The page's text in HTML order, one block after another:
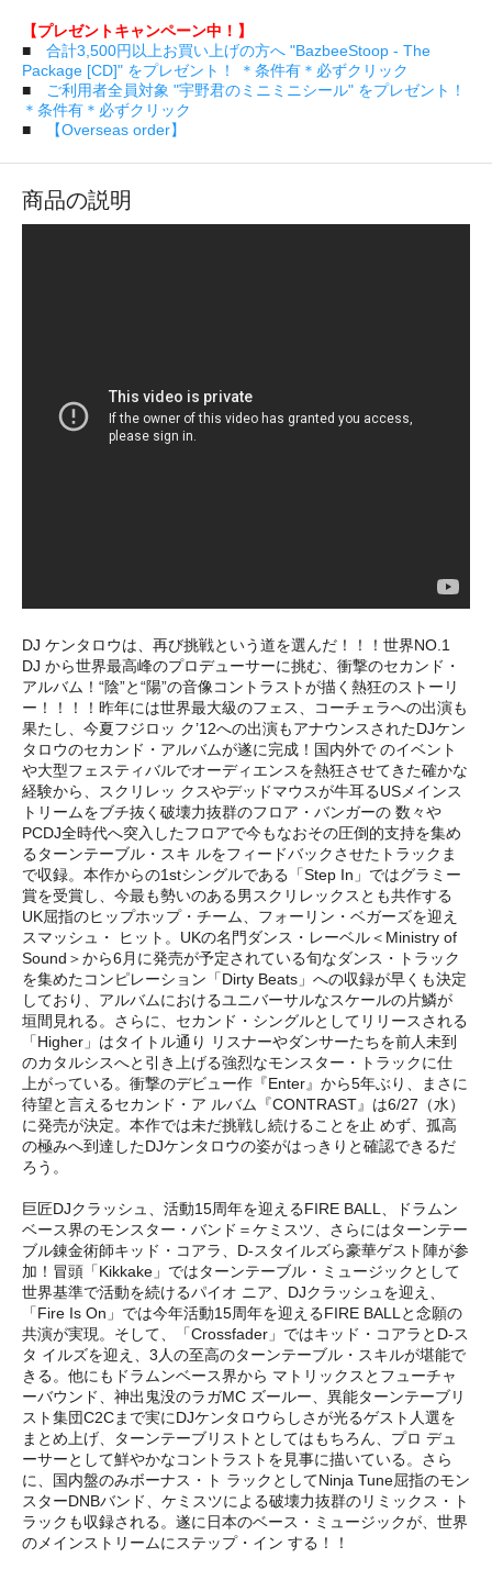
【プレゼントキャンペーン中！】
■ 合計3,500円以上お買い上げの方へ "BazbeeStoop - The
Package [CD]" をプレゼント！ ＊条件有＊必ずクリック
■
ご利用者全員対象 "宇野君のミニミニシール" をプレゼント！
＊条件有＊必ずクリック
■
【Overseas order】
商品の説明
DJ ケンタロウは、再び挑戦という道を選んだ！！！世界NO.1
DJ から世界最高峰のプロデューサーに挑む、衝撃のセカンド・
アルバム！“陰”と“陽”の音像コントラストが描く熱狂のストーリ
ー！！！！昨年には世界最大級のフェス、コーチェラへの出演も
果たし、今夏フジロッ ク’12への出演もアナウンスされたDJケン
タロウのセカンド・アルバムが遂に完成！国内外で のイベント
や大型フェスティバルでオーディエンスを熱狂させてきた確かな
経験から、スクリレッ クスやデッドマウスが牛耳るUSメインス
トリームをブチ抜く破壊力抜群のフロア・バンガーの 数々や
PCDJ全時代へ突入したフロアで今もなおその圧倒的支持を集め
るターンテーブル・スキ ルをフィードバックさせたトラックま
で収録。本作からの1stシングルである「Step In」ではグラミー
賞を受賞し、今最も勢いのある男スクリレックスとも共作する
UK屈指のヒップホップ・チーム、フォーリン・ベガーズを迎え
スマッシュ・ ヒット。UKの名門ダンス・レーベル＜Ministry of
Sound＞から6月に発売が予定されている旬なダンス・トラック
を集めたコンピレーション「Dirty Beats」への収録が早くも決定
しており、アルバムにおけるユニバーサルなスケールの片鱗が
垣間見れる。さらに、セカンド・シングルとしてリリースされる
「Higher」はタイトル通り リスナーやダンサーたちを前人未到
のカタルシスへと引き上げる強烈なモンスター・トラックに仕
上がっている。衝撃のデビュー作『Enter』から5年ぶり、まさに
待望と言えるセカンド・ア ルバム『CONTRAST』は6/27（水）
に発売が決定。本作では未だ挑戦し続けることを止 めず、孤高
の極みへ到達したDJケンタロウの姿がはっきりと確認できるだ
ろう。
巨匠DJクラッシュ、活動15周年を迎えるFIRE BALL、ドラムン
ベース界のモンスター・バンド＝ケミスツ、さらにはターンテー
ブル錬金術師キッド・コアラ、D-スタイルズら豪華ゲスト陣が参
加！冒頭「Kikkake」ではターンテーブル・ミュージックとして
世界基準で活動を続けるパイオ ニア、DJクラッシュを迎え、
「Fire Is On」では今年活動15周年を迎えるFIRE BALLと念願の
共演が実現。そして、「Crossfader」ではキッド・コアラとD-ス
タ イルズを迎え、3人の至高のターンテーブル・スキルが堪能で
きる。他にもドラムンベース界から マトリックスとフューチャ
ーバウンド、神出鬼没のラガMC ズールー、異能ターンテーブリ
スト集団C2Cまで実にDJケンタロウらしさが光るゲスト人選を
まとめ上げ、ターンテーブリストとしてはもちろん、プロ デュ
ーサーとして鮮やかなコントラストを見事に描いている。さら
に、国内盤のみボーナス・ト ラックとしてNinja Tune屈指のモン
スターDNBバンド、ケミスツによる破壊力抜群のリミックス・ト
ラックも収録される。遂に日本のベース・ミュージックが、世界
のメインストリームにステップ・イン する！！